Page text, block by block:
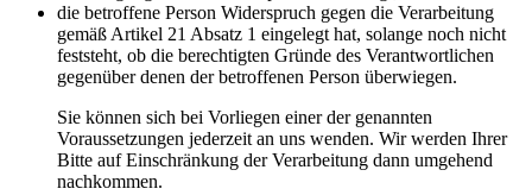
die betroffene Person Widerspruch gegen die Verarbeitung
gemäß Artikel 21 Absatz 1 eingelegt hat, solange noch nicht
feststeht, ob die berechtigten Gründe des Verantwortlichen
gegenüber denen der betroffenen Person überwiegen.
Sie können sich bei Vorliegen einer der genannten
Voraussetzungen jederzeit an uns wenden. Wir werden Ihrer
Bitte auf Einschränkung der Verarbeitung dann umgehend
nachkommen.